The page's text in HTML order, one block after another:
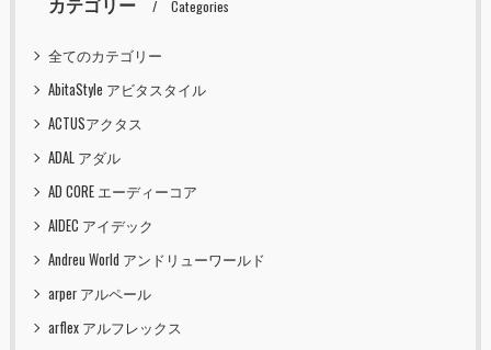
Categories
全てのカテゴリー
AbitaStyle アビタスタイル
ACTUSアクタス
ADAL アダル
AD CORE エーディーコア
AIDEC アイデック
Andreu World アンドリューワールド
arper アルペール
arflex アルフレックス